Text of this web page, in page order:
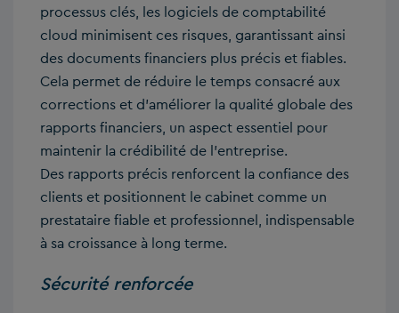
processus clés, les logiciels de comptabilité
cloud minimisent ces risques, garantissant ainsi
des documents financiers plus précis et fiables.
Cela permet de réduire le temps consacré aux
corrections et d’améliorer la qualité globale des
rapports financiers, un aspect essentiel pour
maintenir la crédibilité de l’entreprise.
Des rapports précis renforcent la confiance des
clients et positionnent le cabinet comme un
prestataire fiable et professionnel, indispensable
à sa croissance à long terme.
Sécurité renforcée